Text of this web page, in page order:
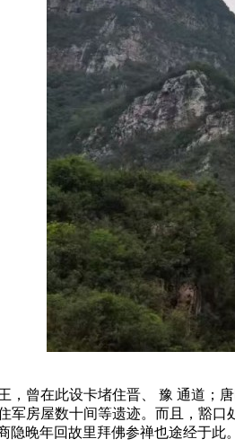
，曾在此设卡堵住晋、 豫 通道；
军房屋数十间等遗迹。而且，豁口
隐晚年回故里拜佛参禅也途经于此。